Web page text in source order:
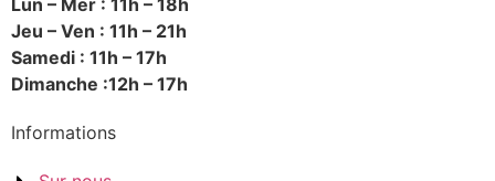
Lun – Mer : 11h – 18h
Jeu – Ven : 11h – 21h
Samedi : 11h – 17h
Dimanche :12h – 17h
Informations